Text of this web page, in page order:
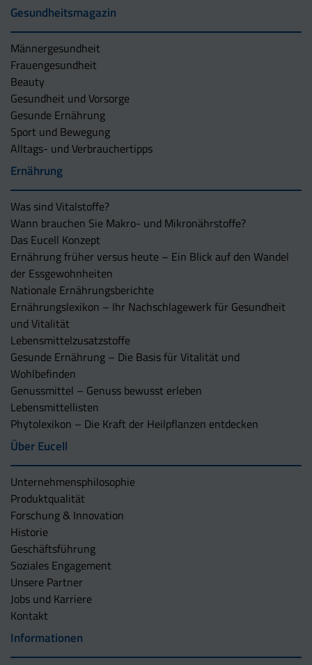
Gesundheitsmagazin
Männergesundheit
Frauengesundheit
Beauty
Gesundheit und Vorsorge
Gesunde Ernährung
Sport und Bewegung
Alltags- und Verbrauchertipps
Ernährung
Was sind Vitalstoffe?
Wann brauchen Sie Makro- und Mikronährstoffe?
Das Eucell Konzept
Ernährung früher versus heute – Ein Blick auf den Wandel
der Essgewohnheiten
Nationale Ernährungsberichte
Ernährungslexikon – Ihr Nachschlagewerk für Gesundheit
und Vitalität
Lebensmittelzusatzstoffe
Gesunde Ernährung – Die Basis für Vitalität und
Wohlbefinden
Genussmittel – Genuss bewusst erleben
Lebensmittellisten
Phytolexikon – Die Kraft der Heilpflanzen entdecken
Über Eucell
Unternehmens­philosophie
Produktqualität
Forschung & Innovation
Historie
Geschäftsführung
Soziales Engagement
Unsere Partner
Jobs und Karriere
Kontakt
Informationen